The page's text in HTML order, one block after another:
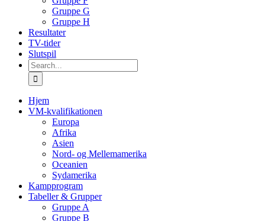
Gruppe G
Gruppe H
Resultater
TV-tider
Slutspil
Search
for:
Hjem
VM-kvalifikationen
Europa
Afrika
Asien
Nord- og Mellemamerika
Oceanien
Sydamerika
Kampprogram
Tabeller & Grupper
Gruppe A
Gruppe B